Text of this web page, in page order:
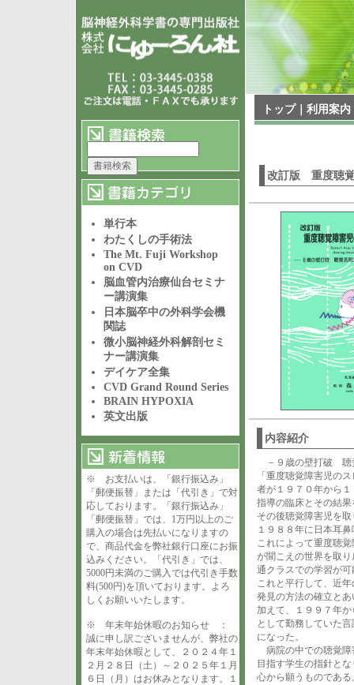
単行本
わたくしの手術法
The Mt. Fuji Workshop
on CVD
脳血管内治療仙台セミナ
ー講演集
日本脳卒中の外科学会機
関誌
微小脳神経外科解剖セミ
ナー講演集
デイケア全集
CVD Grand Round Series
BRAIN HYPOXIA
英文出版
※ お支払いは、「銀行振込み」
「郵便振替」または「代引き」で対
応しております。「銀行振込み」
「郵便振替」では、1万円以上のご
購入の場合は先払いになりますの
で、商品代金を弊社銀行口座にお振
込みください。「代引き」では、
5000円未満のご購入では代引き手数
料(500円)を頂いております。よろ
しくお願いいたします。
※ 年末年始休暇のお知らせ ：
誠に申し訳ございませんが、弊社の
年末年始休暇として、２０２４年１
２月２８日（土）～２０２５年１月
６日（月）はお休みとなります。１
トップ｜ 利用案内
改訂版 重度聴
内容紹介
－９歳の壁打
「重度聴覚障害児の
者が１９７０年から
指導の臨床とその結
その後聴覚障害児を
１９８８年に日本耳
これによって重度聴
が聞こえの世界を取
通クラスでの学習が
これと平行して、近
発見の方法の確立と
加えて、１９９７年
として勤務していた
になった。
病院の中での聴覚障
目指す学生の指針と
心から願うものである